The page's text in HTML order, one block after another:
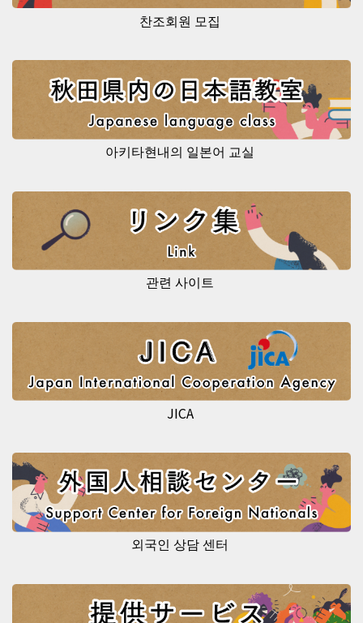
찬조회원 모집
아키타현내의 일본어 교실
관련 사이트
JICA
외국인 상담 센터